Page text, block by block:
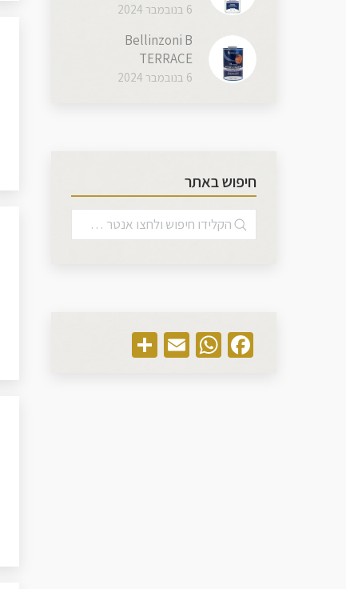
6 בנובמבר 2024
Bellinzoni B
TERRACE
6 בנובמבר 2024
חיפוש באתר
Facebook
WhatsApp
Email